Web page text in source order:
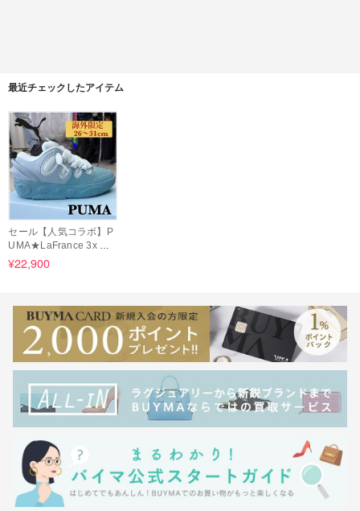
最近チェックしたアイテム
セール【人気コラボ】P
UMA★LaFrance 3x ス
トリートスニーカー
¥22,900